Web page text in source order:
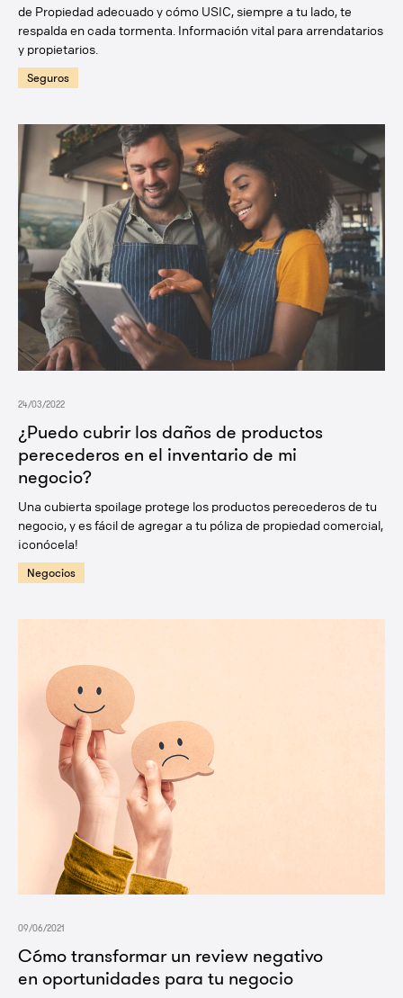
de Propiedad adecuado y cómo USIC, siempre a tu lado, te
respalda en cada tormenta. Información vital para arrendatarios
y propietarios.
Seguros
¿Puedo cubrir los daños de productos
perecederos en el inventario de mi
negocio?
24/03/2022
Una cubierta spoilage protege los productos perecederos de tu
negocio, y es fácil de agregar a tu póliza de propiedad comercial,
¡conócela!
Negocios
Cómo transformar un review negativo
en oportunidades para tu negocio
09/06/2021